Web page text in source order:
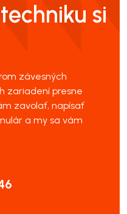
si
závesných
zariadení presne
zavolať, napísať
a my sa vám